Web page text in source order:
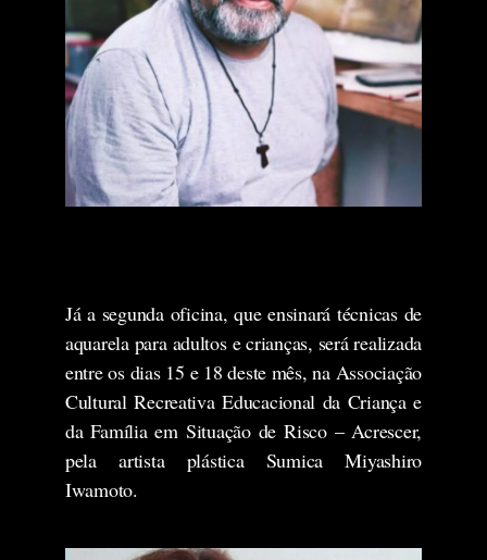
Já a segunda oficina, que ensinará técnicas de
aquarela para adultos e crianças, será realizada
entre os dias 15 e 18 deste mês, na Associação
Cultural Recreativa Educacional da Criança e
da Família em Situação de Risco – Acrescer,
pela artista plástica Sumica Miyashiro
Iwamoto.